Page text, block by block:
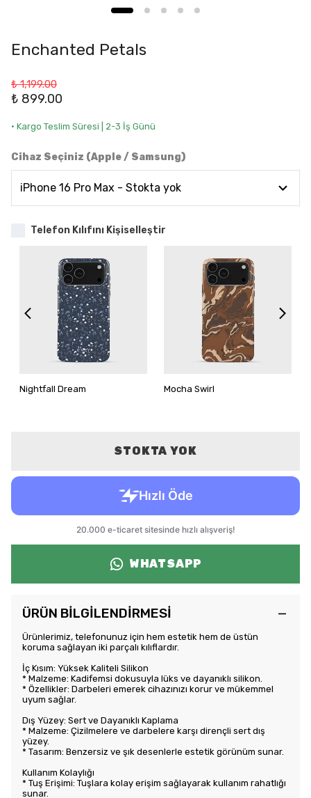
Enchanted Petals
₺ 1,199.00
₺ 899.00
• Kargo Teslim Süresi | 2-3 İş Günü
Cihaz Seçiniz (Apple / Samsung)
Telefon Kılıfını Kişiselleştir
Nightfall Dream Mocha Swirl
STOKTA YOK
WHATSAPP
ÜRÜN BİLGİLENDİRMESİ
Ürünlerimiz, telefonunuz için hem estetik hem de üstün
koruma sağlayan iki parçalı kılıflardır.
İç Kısım: Yüksek Kaliteli Silikon
* Malzeme: Kadifemsi dokusuyla lüks ve dayanıklı silikon.
* Özellikler: Darbeleri emerek cihazınızı korur ve mükemmel
uyum sağlar.
Dış Yüzey: Sert ve Dayanıklı Kaplama
* Malzeme: Çizilmelere ve darbelere karşı dirençli sert dış
yüzey.
* Tasarım: Benzersiz ve şık desenlerle estetik görünüm sunar.
Kullanım Kolaylığı
* Tuş Erişimi: Tuşlara kolay erişim sağlayarak kullanım rahatlığı
sunar.